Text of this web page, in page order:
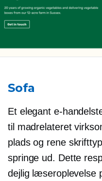
Sofa
Et elegant e-
til madrelateret
plads og rene
springe ud. Dette
dejlig læseroplevelse